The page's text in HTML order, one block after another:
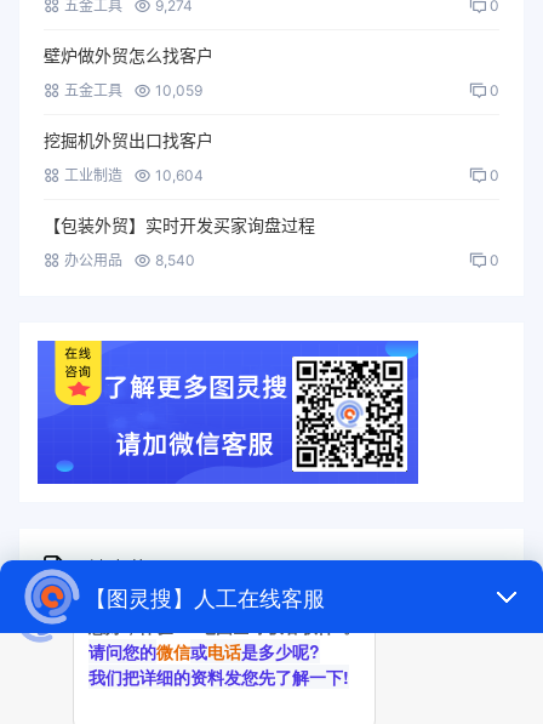
五金工具 9,274 0
壁炉做外贸怎么找客户
五金工具 10,059 0
挖掘机外贸出口找客户
工业制造 10,604 0
【包装外贸】实时开发买家询盘过程
办公用品 8,540 0
随机标签
图灵搜
电子秤
劳保手套
压缩机
宠物用品
纸袋
塑料袋
箱包
圣诞树
电子烟
集装箱
沙发
户外用品
美容用品
红酒
电动自行车
服装
母婴用品
石材
壁纸
建筑材料